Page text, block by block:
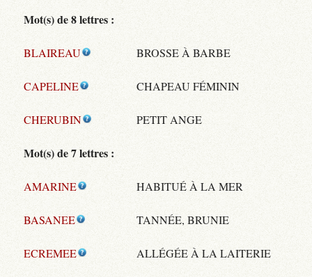
Mot(s) de 8 lettres :
BLAIREAU BROSSE À BARBE
CAPELINE CHAPEAU FÉMININ
CHERUBIN PETIT ANGE
Mot(s) de 7 lettres :
AMARINE HABITUÉ À LA MER
BASANEE TANNÉE, BRUNIE
ECREMEE ALLÉGÉE À LA LAITERIE